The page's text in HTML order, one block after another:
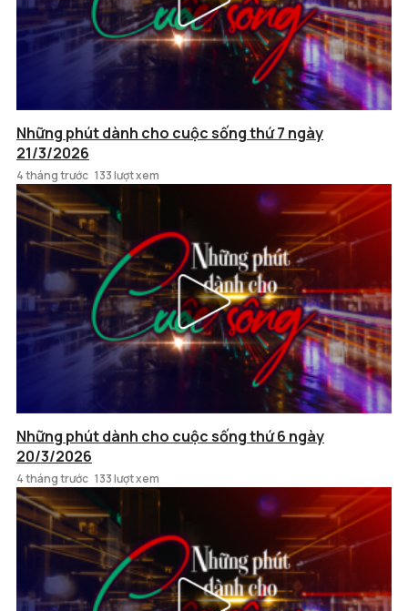
Những phút dành cho cuộc sống thứ 7 ngày
21/3/2026
4 tháng trước 133 lượt xem
Những phút dành cho cuộc sống thứ 6 ngày
20/3/2026
4 tháng trước 133 lượt xem